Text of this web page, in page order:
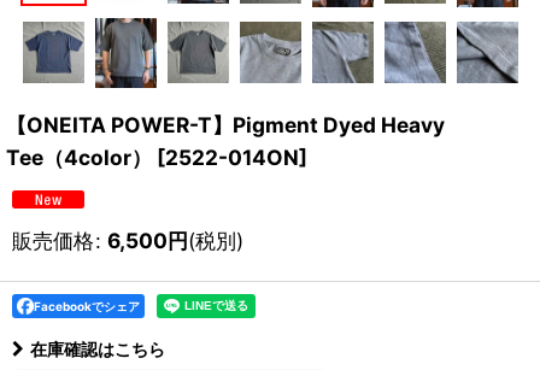
【ONEITA POWER-T】Pigment Dyed Heavy
Tee（4color）
[2522-014ON]
販売価格: 6,500円(税別)
Facebookでシェア
在庫確認はこちら